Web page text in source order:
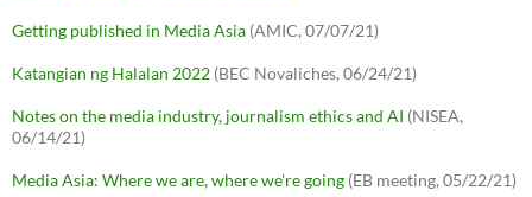
Getting published in Media Asia (AMIC, 07/07/21)
Katangian ng Halalan 2022 (BEC Novaliches, 06/24/21)
Notes on the media industry, journalism ethics and AI (NISEA,
06/14/21)
Media Asia: Where we are, where we're going (EB meeting, 05/22/21)